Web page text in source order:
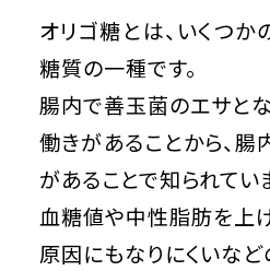
オリゴ糖とは、いくつ
糖質の一種です。
腸内で善玉菌のエサと
働きがあることから、
があることで知られてい
血糖値や中性脂肪を上
原因にもなりにくいなど